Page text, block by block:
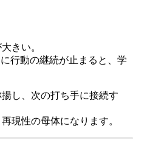
きい。
行動の継続が止まると、学
し、次の打ち手に接続す
現性の母体になります。